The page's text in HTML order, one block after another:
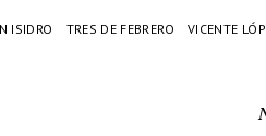
ISIDRO TRES DE FEBRERO VICENTE